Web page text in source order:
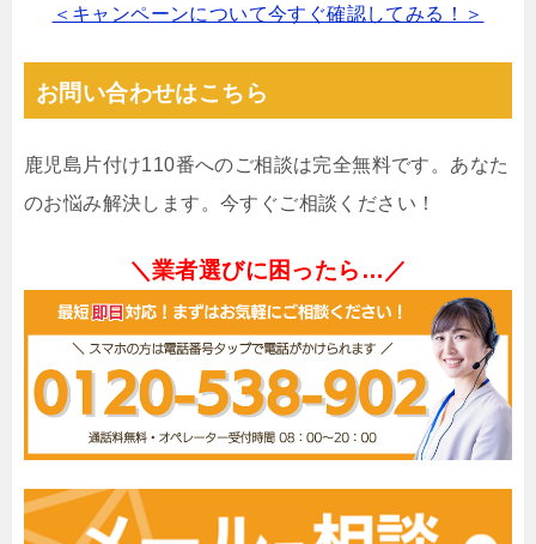
＜キャンペーンについて今すぐ確認してみる！＞
お問い合わせはこちら
鹿児島片付け110番へのご相談は完全無料です。あなた
のお悩み解決します。今すぐご相談ください！
＼業者選びに困ったら…／